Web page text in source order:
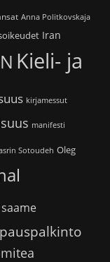
Anna Politkovskaja
Iran
Kieli- ja
kirjamessut
manifesti
Sotoudeh Oleg
saame